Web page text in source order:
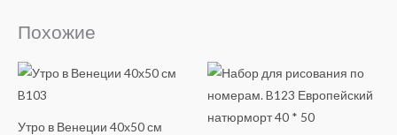
Похожие
Утро в Венеции 40х50 см